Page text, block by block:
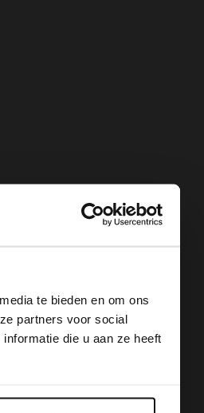
te bieden en om ons
partners voor social
die u aan ze heeft